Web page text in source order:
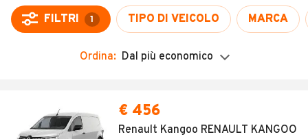
Auto Km 0
Auto Nuove
Noleggio a lungo termine
Moto
ACCEDI
Ordina: Dal più economico
€ 456
Renault Kangoo RENAULT KANGOO